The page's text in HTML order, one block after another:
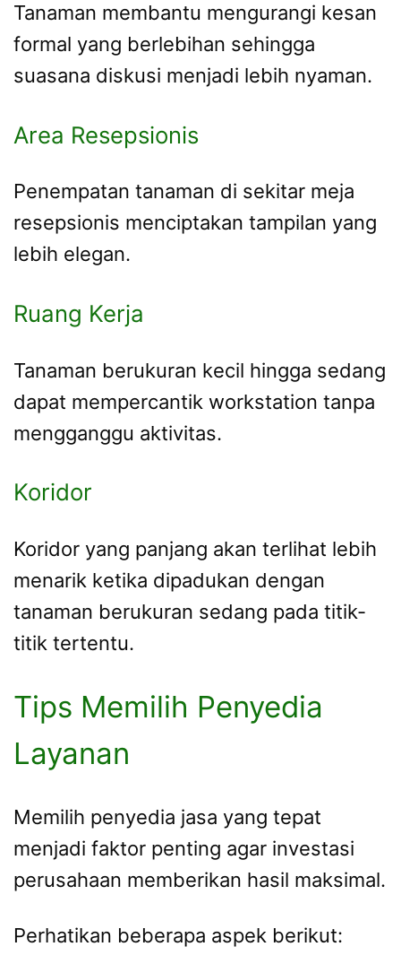
Tanaman membantu mengurangi kesan
formal yang berlebihan sehingga
suasana diskusi menjadi lebih nyaman.
Area Resepsionis
Penempatan tanaman di sekitar meja
resepsionis menciptakan tampilan yang
lebih elegan.
Ruang Kerja
Tanaman berukuran kecil hingga sedang
dapat mempercantik workstation tanpa
mengganggu aktivitas.
Koridor
Koridor yang panjang akan terlihat lebih
menarik ketika dipadukan dengan
tanaman berukuran sedang pada titik-
titik tertentu.
Tips Memilih Penyedia
Layanan
Memilih penyedia jasa yang tepat
menjadi faktor penting agar investasi
perusahaan memberikan hasil maksimal.
Perhatikan beberapa aspek berikut: